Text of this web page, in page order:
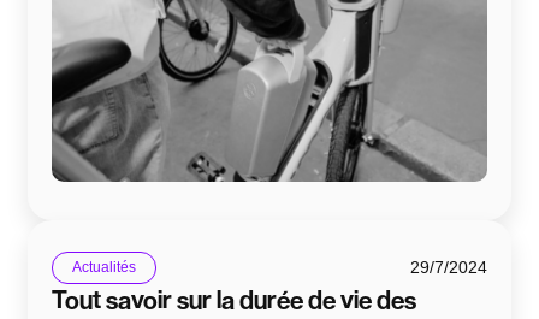
Actualités 29/7/2024
Tout savoir sur la durée de vie des